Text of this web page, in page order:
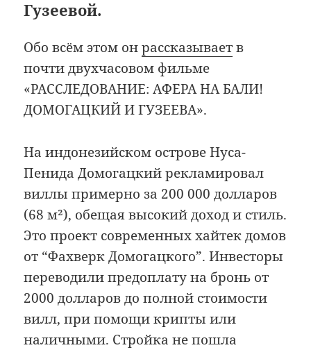
Гузеевой.
Обо всём этом онрассказываетв
почти двухчасовом фильме
«РАССЛЕДОВАНИЕ: АФЕРА НА БАЛИ!
ДОМОГАЦКИЙ И ГУЗЕЕВА».
На индонезийском острове Нуса-
Пенида Домогацкий рекламировал
виллы примерно за 200 000 долларов
(68 м²), обещая высокий доход и стиль.
Это проект современных хайтек домов
от “Фахверк Домогацкого”. Инвесторы
переводили предоплату на бронь от
2000 долларов до полной стоимости
вилл, при помощи крипты или
наличными. Стройка не пошла